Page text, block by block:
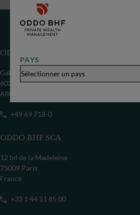
PAYS
Sélectionner un pays
ODDO BHF SE
Gallusanlage 8
60329 Frankfurt/M
Allemagne
+49 69 718-0
ODDO BHF SCA
12 bd de la Madeleine
75009 Paris
France
+33 1 44 51 85 00